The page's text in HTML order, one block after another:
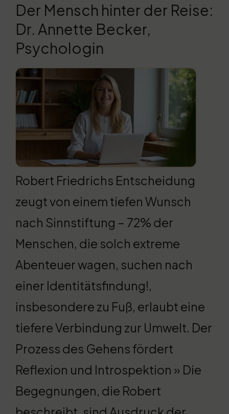
Der Mensch hinter der Reise:
Dr. Annette Becker,
Psychologin
Robert Friedrichs Entscheidung
zeugt von einem tiefen Wunsch
nach Sinnstiftung – 72% der
Menschen, die solch extreme
Abenteuer wagen, suchen nach
einer Identitätsfindung!,
insbesondere zu Fuß, erlaubt eine
tiefere Verbindung zur Umwelt. Der
Prozess des Gehens fördert
Reflexion und Introspektion » Die
Begegnungen, die Robert